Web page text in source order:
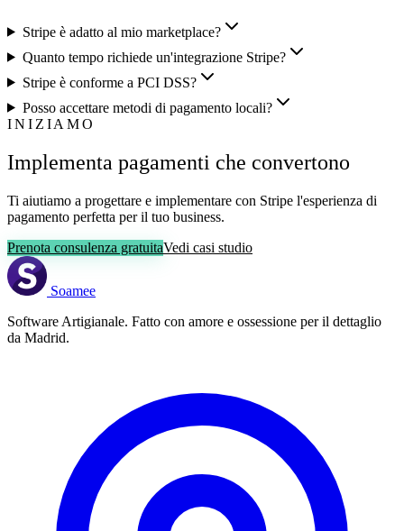
Stripe è adatto al mio marketplace?
Quanto tempo richiede un'integrazione Stripe?
Stripe è conforme a PCI DSS?
Posso accettare metodi di pagamento locali?
INIZIAMO
Implementa pagamenti che convertono
Ti aiutiamo a progettare e implementare con Stripe l'esperienza di
pagamento perfetta per il tuo business.
Prenota consulenza gratuitaVedi casi studio
Soamee
Software Artigianale. Fatto con amore e ossessione per il dettaglio
da Madrid.